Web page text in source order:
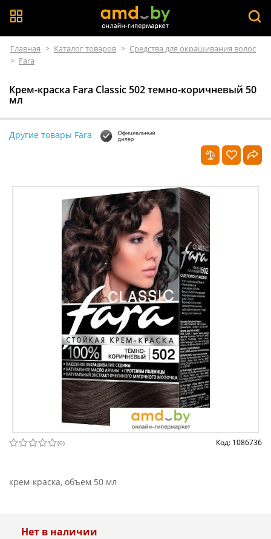
Главная > Каталог товаров > Средства для окрашивания волос
> Fara
Крем-краска Fara Classic 502 темно-коричневый 50
мл
Другие товары Fara
(0) Код: 1086736
крем-краска, объем 50 мл
Нет в наличии